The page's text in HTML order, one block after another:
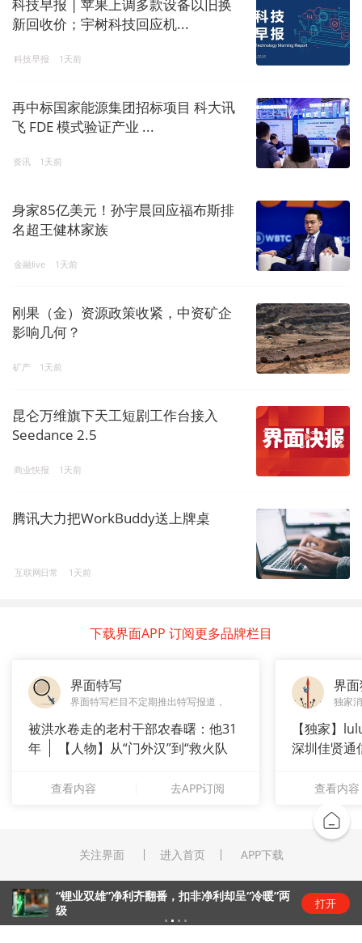
科技早报 | 苹果上调多款设备以旧换
新回收价；宇树科技回应机...
科技早报 1天前
再中标国家能源集团招标项目 科大讯
飞 FDE 模式验证产业 ...
资讯 1天前
身家85亿美元！孙宇晨回应福布斯排
名超王健林家族
金融live 1天前
刚果（金）资源政策收紧，中资矿企
影响几何？
矿产 1天前
昆仑万维旗下天工短剧工作台接入
Seedance 2.5
商业快报 1天前
腾讯大力把WorkBuddy送上牌桌
互联网日常 1天前
下载界面APP 订阅更多品牌栏目
界面特写
界面特写栏目不定期推出特写报道，
被洪水卷走的老村干部农春曙：他31
年
【人物】从“门外汉”到“救火队
查看内容 去APP订阅
界
独家
【独家】
深圳佳贤通
查看内容
关注界面 进入首页 APP下载
“锂业双雄”净利齐翻番，扣非净利却呈“冷暖”两
级
打开